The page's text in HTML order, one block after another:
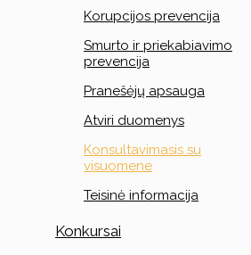
Korupcijos prevencija
Smurto ir priekabiavimo
prevencija
Pranešėjų apsauga
Atviri duomenys
Konsultavimasis su
visuomene
Teisinė informacija
Konkursai